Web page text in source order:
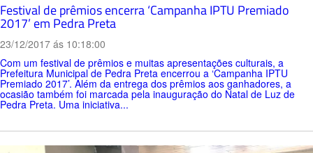
Festival de prêmios encerra ‘Campanha IPTU Premiado
2017’ em Pedra Preta
23/12/2017 ás 10:18:00
Com um festival de prêmios e muitas apresentações culturais, a
Prefeitura Municipal de Pedra Preta encerrou a ‘Campanha IPTU
Premiado 2017’. Além da entrega dos prêmios aos ganhadores, a
ocasião também foi marcada pela inauguração do Natal de Luz de
Pedra Preta. Uma iniciativa...